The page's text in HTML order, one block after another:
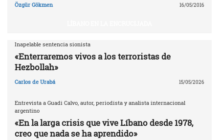
Özgür Gökmen 16/05/2016
Inapelable sentencia sionista
«Enterraremos vivos a los terroristas de
Hezbollah»
Carlos de Urabá 15/05/2026
Entrevista a Guadi Calvo, autor, periodista y analista internacional
argentino
«En la larga crisis que vive Líbano desde 1978,
creo que nada se ha aprendido»